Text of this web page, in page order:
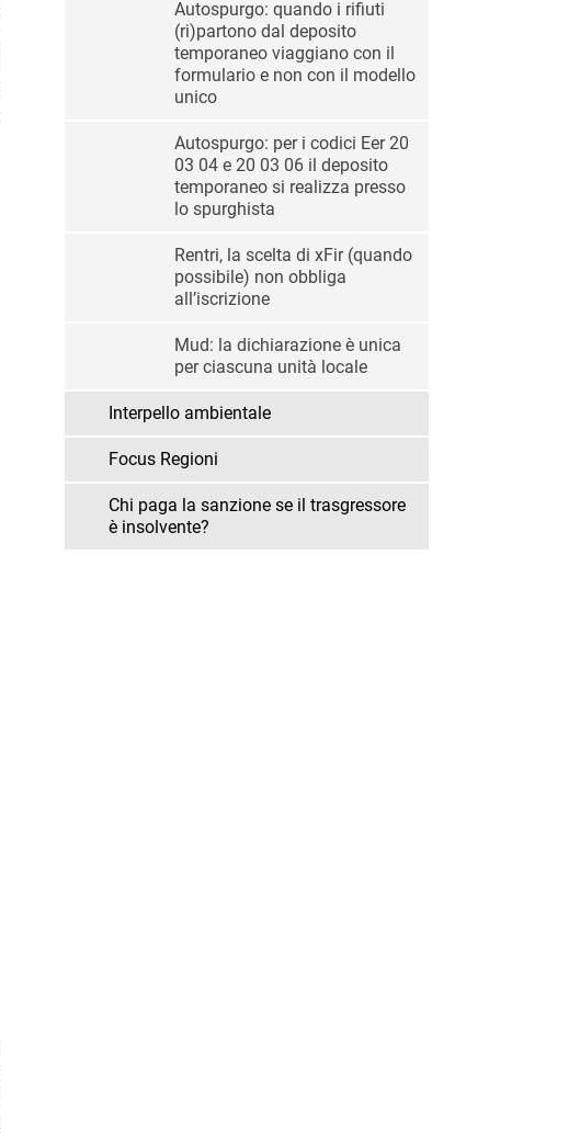
Autospurgo: quando i rifiuti
(ri)partono dal deposito
temporaneo viaggiano con il
formulario e non con il modello
unico
Autospurgo: per i codici Eer 20
03 04 e 20 03 06 il deposito
temporaneo si realizza presso
lo spurghista
Rentri, la scelta di xFir (quando
possibile) non obbliga
all’iscrizione
Mud: la dichiarazione è unica
per ciascuna unità locale
Interpello ambientale
Focus Regioni
Chi paga la sanzione se il trasgressore
è insolvente?